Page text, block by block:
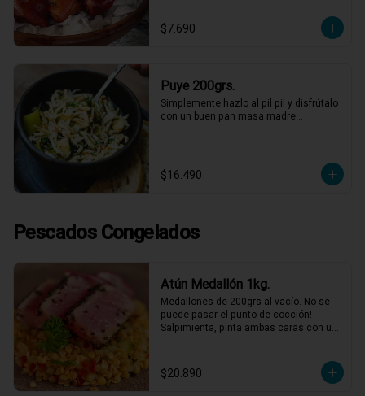
o caldos.
$7.690
Puye 200grs.
Simplemente hazlo al pil pil y disfrútalo
con un buen pan masa madre…
$16.490
Pescados Congelados
Atún Medallón 1kg.
Medallones de 200grs al vacío. No se
puede pasar el punto de cocción!
Salpimienta, pinta ambas caras con un
con un poco de aceite de oliva por 20-
30 segundos a fuego fuerte por cada
$20.890